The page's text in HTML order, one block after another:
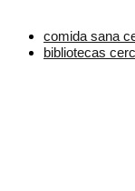
comida sana
bibliotecas